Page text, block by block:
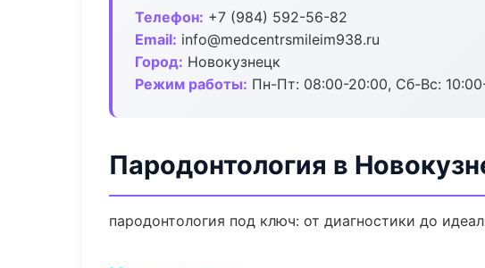
Телефон: +7 (984) 592-56-82
Email: info@medcentrsmileim938.ru
Город: Новокузнецк
Режим работы: Пн-Пт: 08:00-20:00, Сб-Вс:
Пародонтология в
пародонтология под ключ: от диагностики до